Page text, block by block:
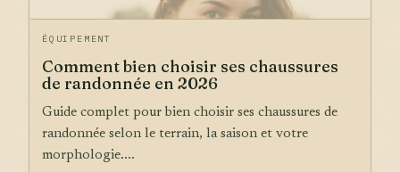
ÉQUIPEMENT
Comment bien choisir ses chaussures
de randonnée en 2026
Guide complet pour bien choisir ses chaussures de
randonnée selon le terrain, la saison et votre
morphologie....